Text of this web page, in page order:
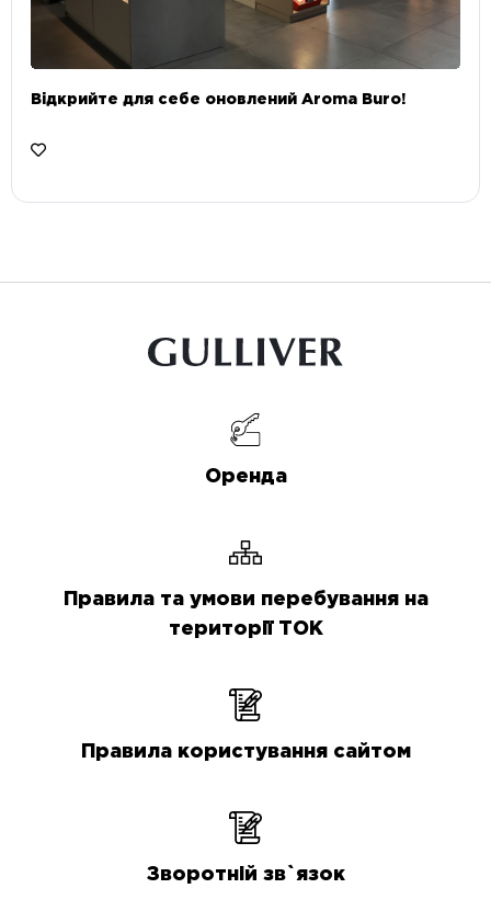
Відкрийте для себе оновлений Aroma Buro! ⠀
Оренда
Правила та умови перебування на
території ТОК
Правила користування сайтом
Зворотній зв`язок